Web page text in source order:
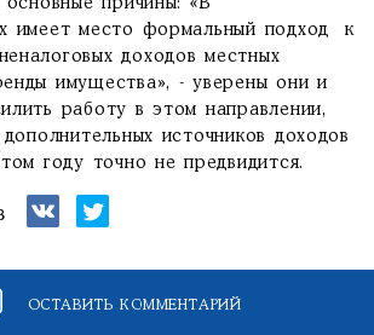
причины: «В
имеет место формальный подход к
доходов местных
имущества», - уверены они и
работу в этом направлении,
источников доходов
году точно не предвидится.
ОСТАВИТЬ КОММЕНТАРИЙ